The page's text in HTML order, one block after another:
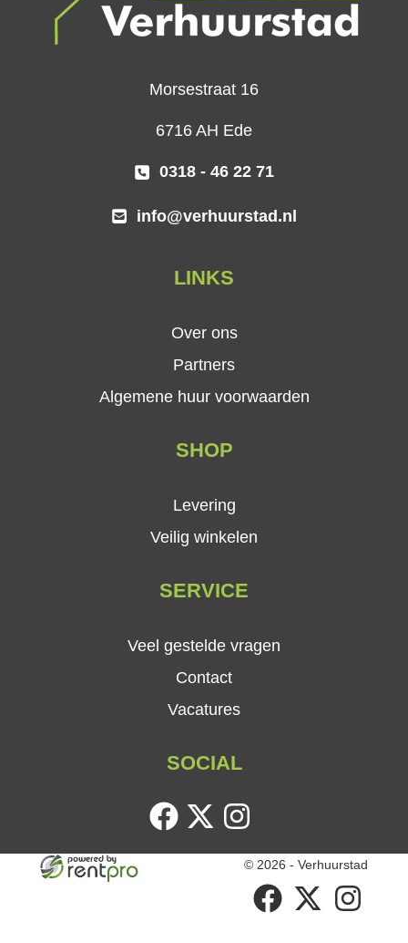
Morsestraat 16
6716 AH Ede
0318 - 46 22 71
info@verhuurstad.nl
LINKS
Over ons
Partners
Algemene huur voorwaarden
SHOP
Levering
Veilig winkelen
SERVICE
Veel gestelde vragen
Contact
Vacatures
SOCIAL
facebooktwitter
© 2026 - Verhuurstad
facebooktwitter instagram